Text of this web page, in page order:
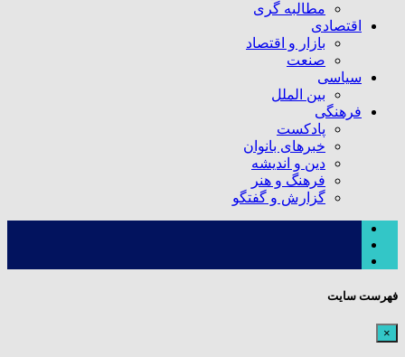
مطالبه گری
اقتصادی
بازار و اقتصاد
صنعت
سیاسی
بین الملل
فرهنگی
پادکست
خبرهای بانوان
دین و اندیشه
فرهنگ و هنر
گزارش و گفتگو
فهرست سایت
×